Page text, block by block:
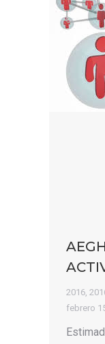
2016,
febrero